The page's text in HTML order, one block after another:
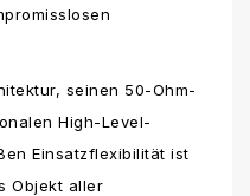
seinen 50-Ohm-
High-Level-
Einsatzflexibilität ist
Objekt aller